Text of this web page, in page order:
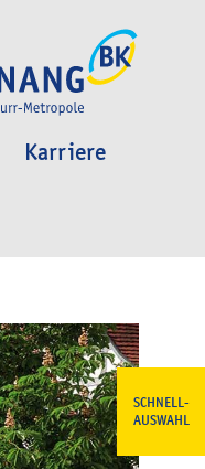
Karriere
SCHNELL-
AUSWAHL